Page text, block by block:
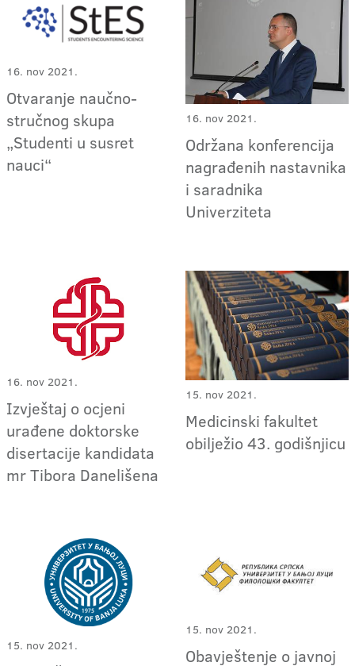
16. nov 2021.
Otvaranje naučno-
stručnog skupa
„Studenti u susret
nauci“
16. nov 2021.
Održana konferencija
nagrađenih nastavnika
i saradnika
Univerziteta
16. nov 2021.
Izvještaj o ocjeni
urađene doktorske
disertacije kandidata
mr Tibora Danelišena
15. nov 2021.
Medicinski fakultet
obilježio 43. godišnjicu
15. nov 2021.
15. nov 2021.
Obavještenje o javnoj